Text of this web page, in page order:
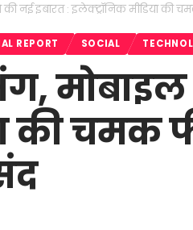
की नई इबारत : इलेक्ट्रॉनिक मीडिया
REPORT SOCIAL
की